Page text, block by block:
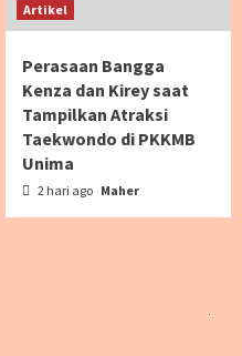
Artikel
Perasaan Bangga
Kenza dan Kirey saat
Tampilkan Atraksi
Taekwondo di PKKMB
Unima
2 hari ago Maher